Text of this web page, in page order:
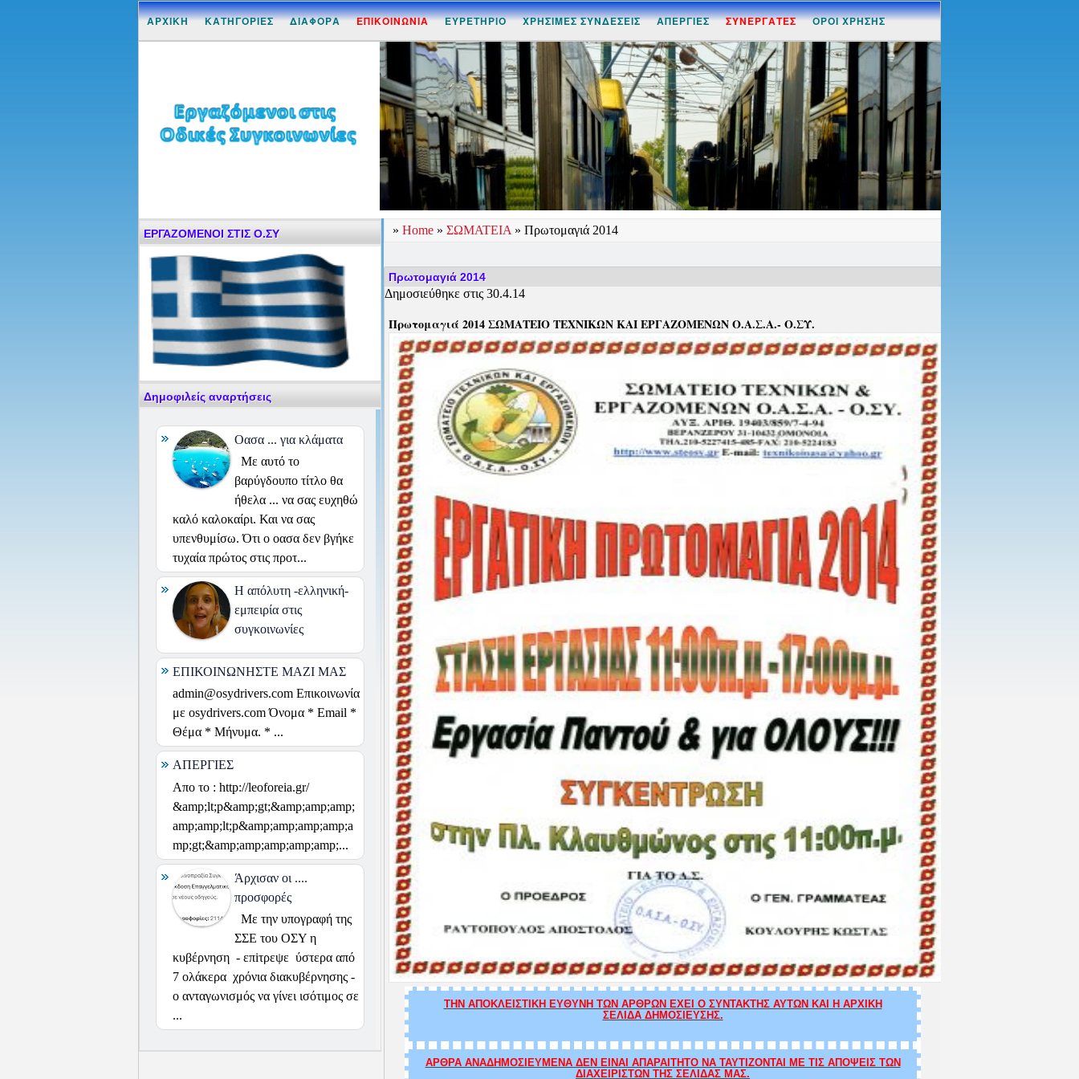
ΑΡΧΙΚΗ ΚΑΤΗΓΟΡΙΕΣ ΔΙΑΦΟΡΑ ΕΠΙΚΟΙΝΩΝΙΑ ΕΥΡΕΤΗΡΙΟ ΧΡΗΣΙΜΕΣ ΣΥΝΔΕΣΕΙΣ ΑΠΕΡΓΙΕΣ ΣΥΝΕΡΓΑΤΕΣ ΟΡΟΙ ΧΡΗΣΗΣ
» Home » ΣΩΜΑΤΕΙΑ » Πρωτομαγιά 2014
Πρωτομαγιά 2014
Δημοσιεύθηκε στις 30.4.14
Πρωτομαγιά 2014 ΣΩΜΑΤΕΙΟ ΤΕΧΝΙΚΩΝ ΚΑΙ ΕΡΓΑΖΟΜΕΝΩΝ Ο.Α.Σ.Α.- Ο.ΣΥ.
ΤΗΝ ΑΠΟΚΛΕΙΣΤΙΚΗ ΕΥΘΥΝΗ ΤΩΝ ΑΡΘΡΩΝ ΕΧΕΙ Ο ΣΥΝΤΑΚΤΗΣ ΑΥΤΩΝ ΚΑΙ Η ΑΡΧΙΚΗ
ΣΕΛΙΔΑ ΔΗΜΟΣΙΕΥΣΗΣ.
ΑΡΘΡΑ ΑΝΑΔΗΜΟΣΙΕΥΜΕΝΑ ΔΕΝ ΕΙΝΑΙ ΑΠΑΡΑΙΤΗΤΟ ΝΑ ΤΑΥΤΙΖΟΝΤΑΙ ΜΕ ΤΙΣ ΑΠΟΨΕΙΣ ΤΩΝ
ΔΙΑΧΕΙΡΙΣΤΩΝ ΤΗΣ ΣΕΛΙΔΑΣ ΜΑΣ.
ΕΡΓΑΖΟΜΕΝΟΙ ΣΤΙΣ Ο.ΣΥ
Δημοφιλείς αναρτήσεις
Οασα ... για κλάματα
Με αυτό το
βαρύγδουπο τίτλο θα
ήθελα ... να σας ευχηθώ
καλό καλοκαίρι. Και να σας
υπενθυμίσω. Ότι ο οασα δεν βγήκε
τυχαία πρώτος στις προτ...
H απόλυτη -ελληνική-
εμπειρία στις
συγκοινωνίες
ΕΠΙΚΟΙΝΩΝΗΣΤΕ ΜΑΖΙ ΜΑΣ
admin@osydrivers.com Επικοινωνία
με osydrivers.com Όνομα * Email *
Θέμα * Μήνυμα. * ...
ΑΠΕΡΓΙΕΣ
Απο το : http://leoforeia.gr/
&amp;lt;p&amp;gt;&amp;amp;amp;
amp;amp;lt;p&amp;amp;amp;amp;a
mp;gt;&amp;amp;amp;amp;amp;...
Άρχισαν οι ....
προσφορές
Με την υπογραφή της
ΣΣΕ του ΟΣΥ η
κυβέρνηση - επiτρεψε ύστερα από
7 ολάκερα χρόνια διακυβέρνησης -
ο ανταγωνισμός να γίνει ισότιμος σε
...